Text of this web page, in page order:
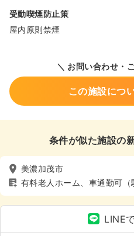
受動喫煙防止策
屋内原則禁煙
＼ お問い合わせ・
この施設につ
条件が似た施設の
美濃加茂市
有料老人ホーム、車通勤可（
LINE